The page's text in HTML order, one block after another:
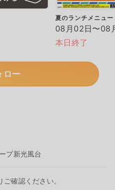
夏のランチメニュー
08月02日〜08
本日終了
ロー
プ新光風台
確認ください。